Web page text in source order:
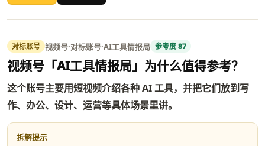
对标账号 视频号·对标账号·AI工具情报局 参考度 87
视频号「AI工具情报局」为什么值得参考？
这个账号主要用短视频介绍各种 AI 工具，并把它们放到写
作、办公、设计、运营等具体场景里讲。
拆解提示